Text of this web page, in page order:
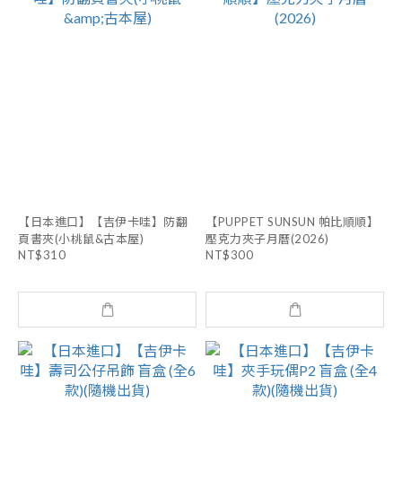
【日本進口】【吉伊卡哇】防翻
頁書夾(小桃鼠&古本屋)
NT$310
【PUPPET SUNSUN 帕比順順】
壓克力夾子月曆(2026)
NT$300